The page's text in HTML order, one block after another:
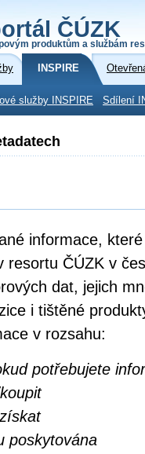
ČÚZK
produktům a službám
INSPIRE
služby INSPIRE Sdílení
informace,
ČÚZK v
dat, jejich
i tištěné
v rozsahu:
potřebujete
poskytována